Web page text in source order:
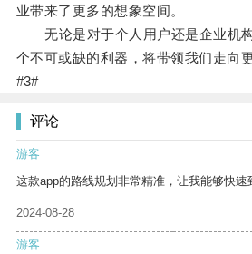
业带来了更多的想象空间。
无论是对于个人用户还是企业机
个不可或缺的利器，将带领我们走向
#3#
评论
游客
这款app的路线规划非常精准，让我能够快速
2024-08-28
游客